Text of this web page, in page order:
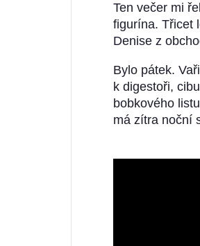
Ten večer mi
figurína. Třicet
Denise z
Bylo pátek.
k digestoři,
bobkového
má zítra noční